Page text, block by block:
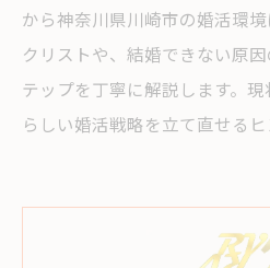
から神奈川県川崎市の婚活環
クリストや、結婚できない原
テップを丁寧に解説します。
らしい婚活戦略を立て直せるヒ